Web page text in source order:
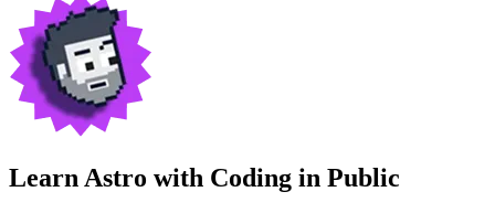
Learn Astro with Coding in Public